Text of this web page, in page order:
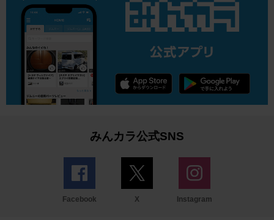
みんカラ公式SNS
Facebook X Instagram